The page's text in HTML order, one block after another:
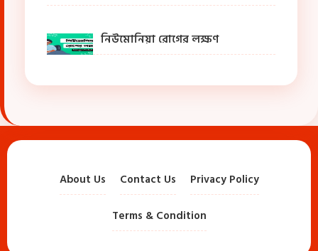
নিউমোনিয়া রোগের লক্ষণ
About Us Contact Us Privacy Policy
Terms & Condition